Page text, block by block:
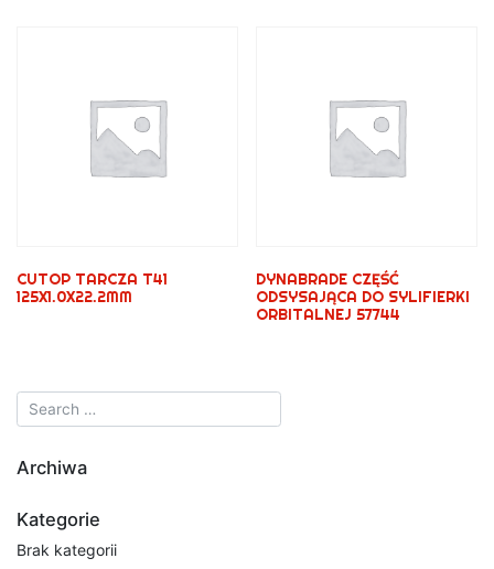
CUTOP TARCZA T41
125X1.0X22.2MM
DYNABRADE CZĘŚĆ
ODSYSAJĄCA DO SYLIFIERKI
ORBITALNEJ 57744
Archiwa
Kategorie
Brak kategorii